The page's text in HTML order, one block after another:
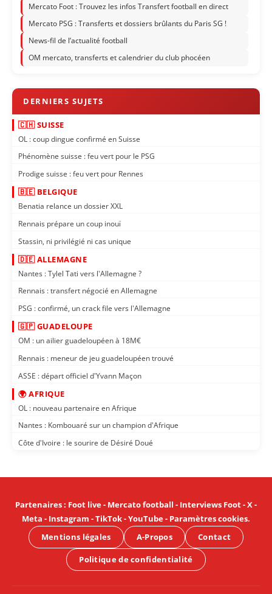
Mercato Foot : Trouvez les infos Transfert football en direct
Mercato PSG : Transferts et dossiers brûlants du Paris SG !
News-fil de l’actualité football
OM mercato, transferts et calendrier du club phocéen
🇨🇭 SUISSE
OL : coup dingue confirmé en Suisse
Phénomène suisse : feu vert pour le PSG
Prodige suisse : feu vert pour Rennes
🇧🇪 BELGIQUE
Benatia relance un dossier XXL
Rennais prépare un coup inouï
Stassin, ni privilégié ni cas unique
🇩🇪 ALLEMAGNE
Nantes : Tylel Tati vers l'Allemagne ?
Rennais : transfert négocié en Allemagne
PSG : confirmé, un crack file vers l'Allemagne
🇬🇵 GUADELOUPE
OM : un ailier guadeloupéen à 18M€
Rennais : meneur de jeu guadeloupéen trouvé
ASSE : départ officiel d'Yvann Maçon
🌍 AFRIQUE
OL : nouveau partenaire en Afrique
Nantes : Kombouaré sur un champion d'Afrique
Côte d'Ivoire : le sourire de Désiré Doué
Partenaires: Foot live- Mercato football - Interviews Foot-X-
Meta - Instagram -TikTok-YouTube- Paramètres cookies.
Mentions légales
A-Propos Contact
Politique de confidentialité